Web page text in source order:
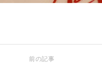
前の記事